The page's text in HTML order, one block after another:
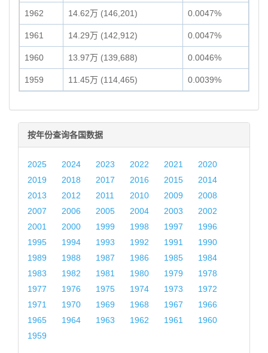
1962 14.62万 (146,201) 0.0047%
1961 14.29万 (142,912) 0.0047%
1960 13.97万 (139,688) 0.0046%
1959 11.45万 (114,465) 0.0039%
按年份查询各国数据
2025 2024 2023 2022 2021
2020
2019
2018 2017 2016 2015
2014
2013
2012 2011 2010 2009
2008
2007
2006 2005 2004 2003
2002
2001
2000 1999 1998 1997
1996
1995
1994 1993 1992 1991
1990
1989
1988 1987 1986 1985
1984
1983
1982 1981 1980 1979
1978
1977
1976 1975 1974 1973
1972
1971
1970 1969 1968 1967
1966
1965
1964 1963 1962 1961
1960
1959